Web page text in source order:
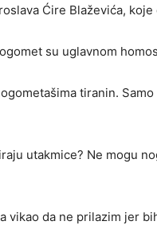
Ćire Blaževića,
su uglavnom
tiranin.
utakmice? Ne mogu
vikao da ne prilazim jer